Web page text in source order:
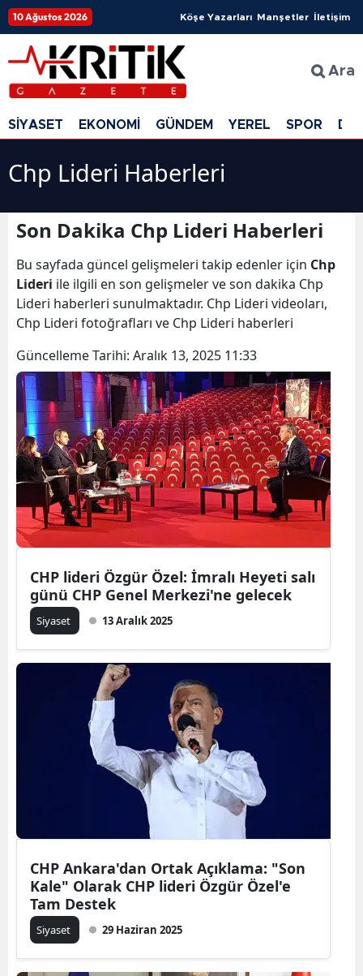
10 Ağustos 2026 Köşe Yazarları Manşetler İletişim
Ara
SİYASET EKONOMİ GÜNDEM YEREL SPOR
Chp Lideri Haberleri
Son Dakika Chp Lideri Haberleri
Bu sayfada güncel gelişmeleri takip edenler için Chp
Lideri ile ilgili en son gelişmeler ve son dakika Chp
Lideri haberleri sunulmaktadır. Chp Lideri videoları,
Chp Lideri fotoğrafları ve Chp Lideri haberleri
Güncelleme Tarihi: Aralık 13, 2025 11:33
CHP lideri Özgür Özel: İmralı Heyeti salı
günü CHP Genel Merkezi'ne gelecek
Siyaset 13 Aralık 2025
CHP Ankara'dan Ortak Açıklama: "Son
Kale" Olarak CHP lideri Özgür Özel'e
Tam Destek
Siyaset 29 Haziran 2025